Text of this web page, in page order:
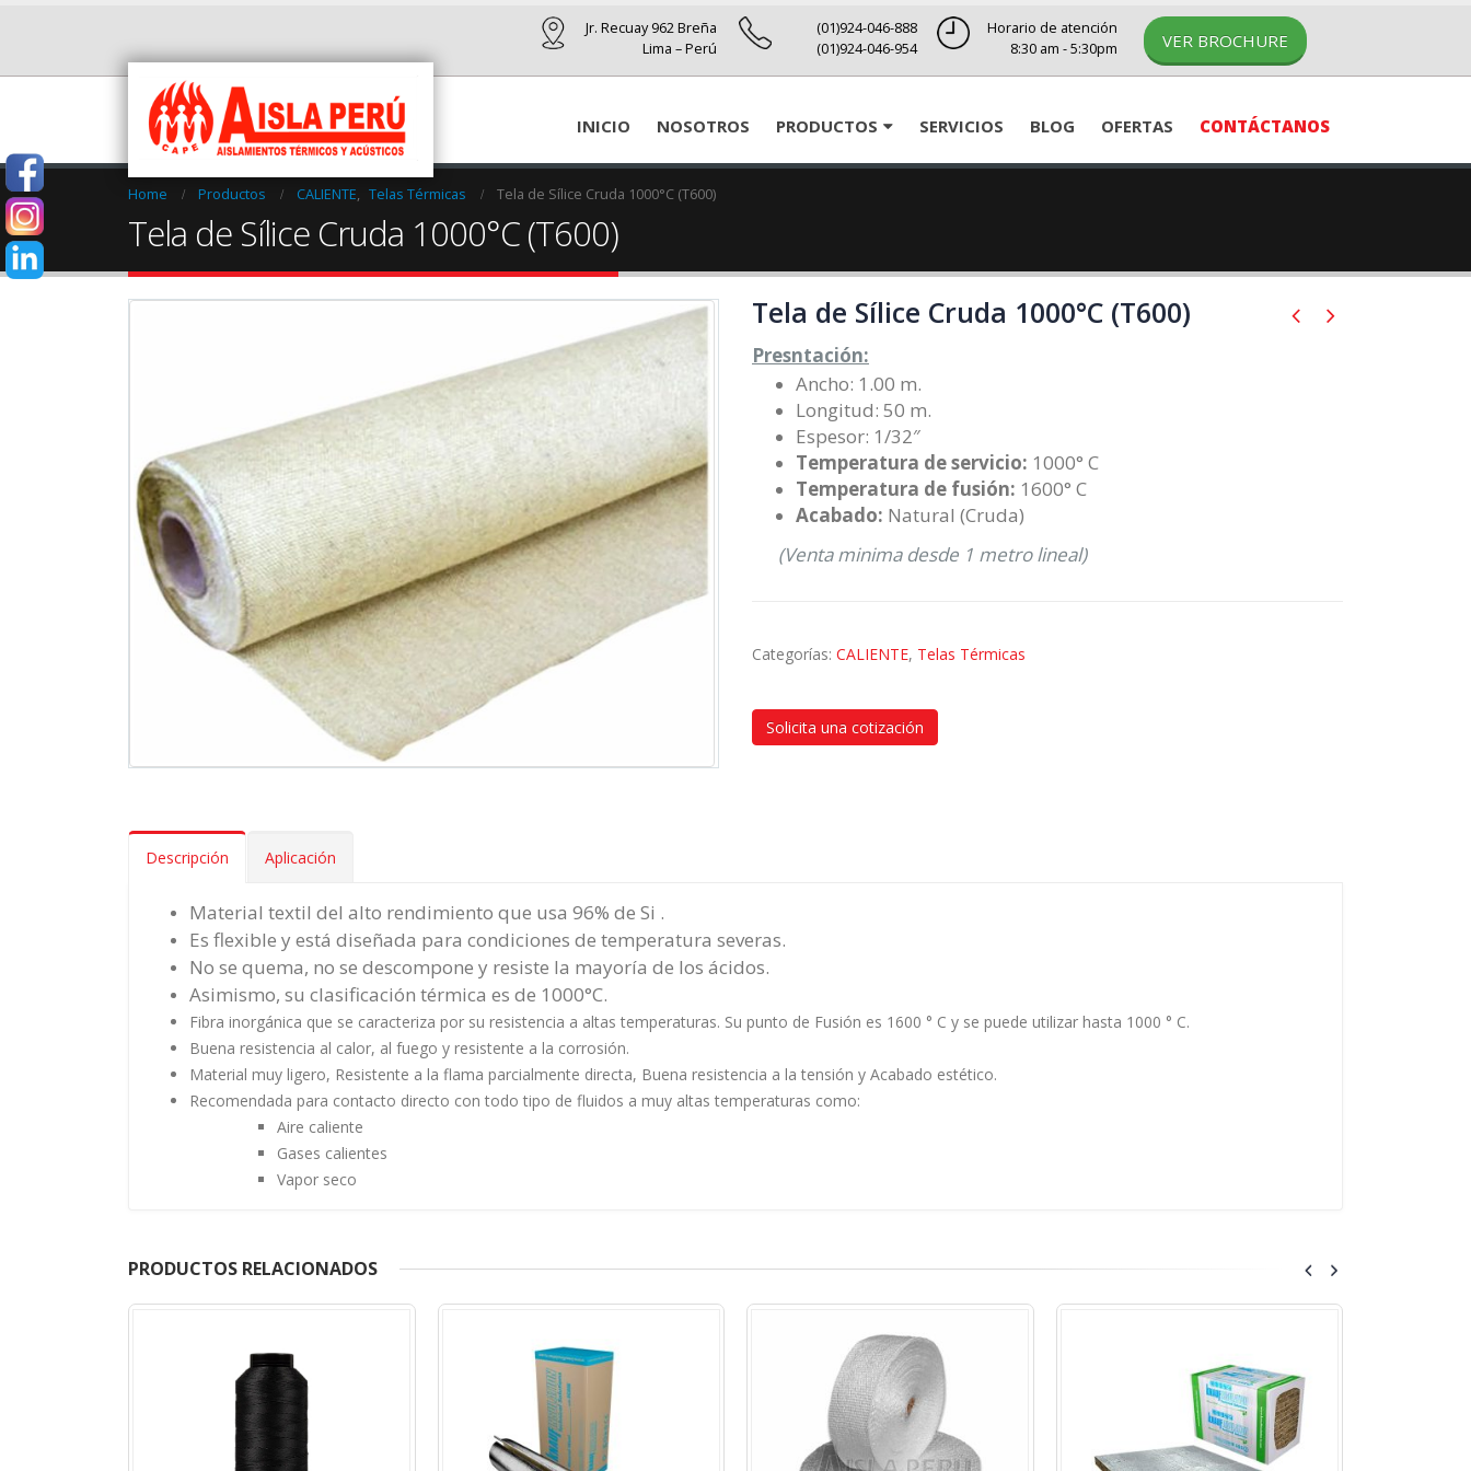
Jr. Recuay 962 Breña
Lima – Perú
(01)924-046-888
(01)924-046-954
Horario de atención
8:30 am - 5:30pm
VER BROCHURE
INICIO NOSOTROS PRODUCTOS SERVICIOS BLOG OFERTAS CONTÁCTANOS
Home Productos CALIENTE, Telas Térmicas Tela de Sílice Cruda 1000°C (T600)
Tela de Sílice Cruda 1000°C (T600)
Tela de Sílice Cruda 1000°C (T600)
Presntación:
Ancho: 1.00 m.
Longitud: 50 m.
Espesor: 1/32″
Temperatura de servicio: 1000° C
Temperatura de fusión: 1600° C
Acabado: Natural (Cruda)
(Venta minima desde 1 metro lineal)
Categorías: CALIENTE, Telas Térmicas
Solicita una cotización
Descripción Aplicación
Material textil del alto rendimiento que usa 96% de Si .
Es flexible y está diseñada para condiciones de temperatura severas.
No se quema, no se descompone y resiste la mayoría de los ácidos.
Asimismo, su clasificación térmica es de 1000°C.
Fibra inorgánica que se caracteriza por su resistencia a altas temperaturas. Su punto de Fusión es 1600 ° C y se puede utilizar hasta 1000 ° C.
Buena resistencia al calor, al fuego y resistente a la corrosión.
Material muy ligero, Resistente a la flama parcialmente directa, Buena resistencia a la tensión y Acabado estético.
Recomendada para contacto directo con todo tipo de fluidos a muy altas temperaturas como:
Aire caliente
Gases calientes
Vapor seco
PRODUCTOS RELACIONADOS
Espuma Acústica Tipo Perfilado